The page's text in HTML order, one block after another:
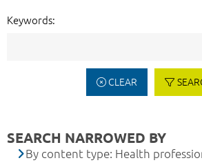
Keywords:
CLEAR
SEARCH NARROWED BY
By content type: Health